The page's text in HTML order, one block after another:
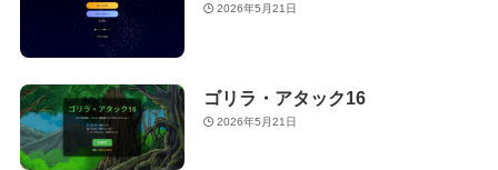
2026年5月21日
ゴリラ・アタック16
2026年5月21日